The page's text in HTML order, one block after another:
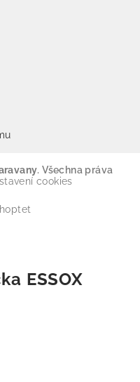
. Všechna práva
cookies
ESSOX